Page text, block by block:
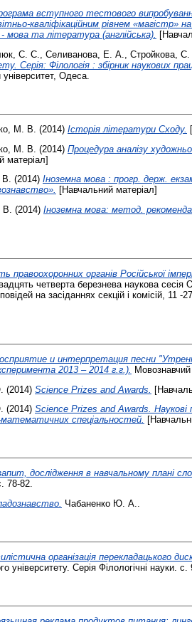
вступного тестового
кваліфікаційним рівнем «магістр» на
мова та література (англійська).
С. С. Селиванова, Е. А. Стройкова, С.
Серія: Філологія : збірник наукових
Одеса.
М. В. (2014) Історія літератури Сходу.
М. В. (2014) Процедура аналізу
матеріал]
В. (2014) Іноземна мова : прогр. держ.
[Навчальний матеріал]
В. (2014) Іноземна мова: метод.
правоохоронних органів Російської
четверта березнева наукова
на засіданнях секцій і комісій, 11
и интерпретация песни
2013 – 2014 г.г.).
(2014) Science Prizes and Awards.
(2014) Science Prizes and Awards. Наукові
спеціальностей.
дослідження в навчальному плані
78-82.
Чабаненко Ю. А..
організація перекладацького
університету. Серія Філологічні науки.